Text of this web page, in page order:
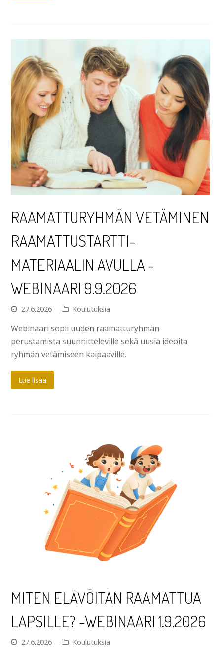
RAAMATTURYHMÄN VETÄMINEN
RAAMATTUSTARTTI-
MATERIAALIN AVULLA -
WEBINAARI 9.9.2026
27.6.2026 Koulutuksia
Webinaari sopii uuden raamatturyhmän
perustamista suunnitteleville sekä uusia ideoita
ryhmän vetämiseen kaipaaville.
Lue lisää
MITEN ELÄVÖITÄN RAAMATTUA
LAPSILLE? -WEBINAARI 1.9.2026
27.6.2026 Koulutuksia